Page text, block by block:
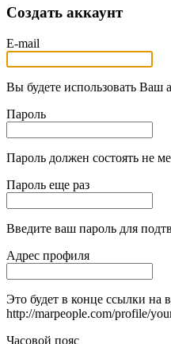
Создать аккаунт
E-mail
Вы будете использовать Ваш
Пароль
Пароль должен состоять не
Пароль еще раз
Введите ваш пароль для
Адрес профиля
Это будет в конце ссылки на
http://marpeople.com/profile/
Часовой пояс